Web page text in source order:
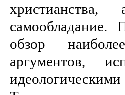
обзор
аргументов,